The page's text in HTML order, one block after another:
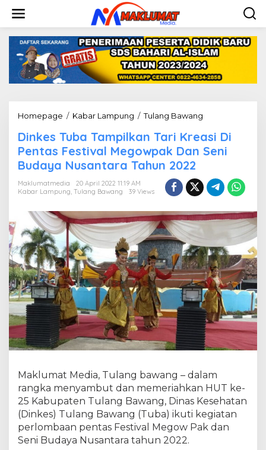
w
Homepage / Kabar Lampung / Tulang Bawang
n
k
e
u
a
T
p
i
l
k
a
n
T
a
r
i
r
e
a
s
i
D
Dinkes Tuba Tampilkan Tari Kreasi Di
Pentas Festival Megowpak Dan Seni
Budaya Nusantara Tahun 2022
Maklumatmedia
20 April 2022 11:19 AM
Kabar Lampung, Tulang Bawang 39 Views
Maklumat Media, Tulang bawang – dalam
rangka menyambut dan memeriahkan HUT ke-
25 Kabupaten Tulang Bawang, Dinas Kesehatan
(Dinkes) Tulang Bawang (Tuba) ikuti kegiatan
perlombaan pentas Festival Megow Pak dan
Seni Budaya Nusantara tahun 2022.